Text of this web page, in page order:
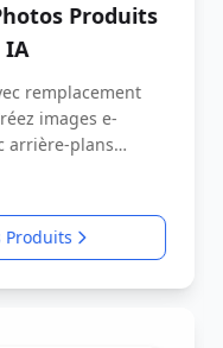
Produits
IA
remplacement
images e-
arrière-plans
Produits